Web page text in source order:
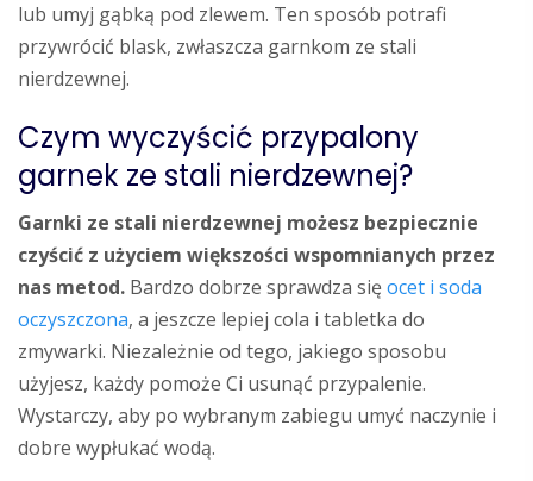
lub umyj gąbką pod zlewem. Ten sposób potrafi
przywrócić blask, zwłaszcza garnkom ze stali
nierdzewnej.
Czym wyczyścić przypalony
garnek ze stali nierdzewnej?
Garnki ze stali nierdzewnej możesz bezpiecznie
czyścić z użyciem większości wspomnianych przez
nas metod. Bardzo dobrze sprawdza sięocet i soda
oczyszczona, a jeszcze lepiej cola i tabletka do
zmywarki. Niezależnie od tego, jakiego sposobu
użyjesz, każdy pomoże Ci usunąć przypalenie.
Wystarczy, aby po wybranym zabiegu umyć naczynie i
dobre wypłukać wodą.